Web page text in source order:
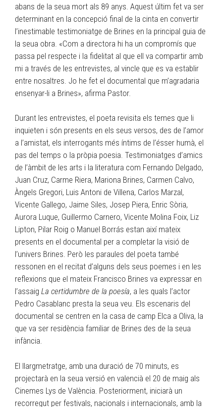
abans de la seua mort als 89 anys. Aquest últim fet va ser
determinant en la concepció final de la cinta en convertir
l’inestimable testimoniatge de Brines en la principal guia de
la seua obra. «Com a directora hi ha un compromís que
passa pel respecte i la fidelitat al que ell va compartir amb
mi a través de les entrevistes, al vincle que es va establir
entre nosaltres. Jo he fet el documental que m’agradaria
ensenyar-li a Brines», afirma Pastor.
Durant les entrevistes, el poeta revisita els temes que li
inquieten i són presents en els seus versos, des de l’amor
a l’amistat, els interrogants més íntims de l’ésser humà, el
pas del temps o la pròpia poesia. Testimoniatges d’amics
de l’àmbit de les arts i la literatura com Fernando Delgado,
Juan Cruz, Carme Riera, Mariona Brines, Carmen Calvo,
Àngels Gregori, Luis Antoni de Villena, Carlos Marzal,
Vicente Gallego, Jaime Siles, Josep Piera, Enric Sòria,
Aurora Luque, Guillermo Carnero, Vicente Molina Foix, Liz
Lipton, Pilar Roig o Manuel Borrás estan així mateix
presents en el documental per a completar la visió de
l’univers Brines. Però les paraules del poeta també
ressonen en el recitat d’alguns dels seus poemes i en les
reflexions que el mateix Francisco Brines va expressar en
l’assaig La certidumbre de la poesía, a les quals l’actor
Pedro Casablanc presta la seua veu. Els escenaris del
documental se centren en la casa de camp Elca a Oliva, la
que va ser residència familiar de Brines des de la seua
infància.
El llargmetratge, amb una duració de 70 minuts, es
projectarà en la seua versió en valencià el 20 de maig als
Cinemes Lys de València. Posteriorment, iniciarà un
recorregut per festivals, nacionals i internacionals, amb la